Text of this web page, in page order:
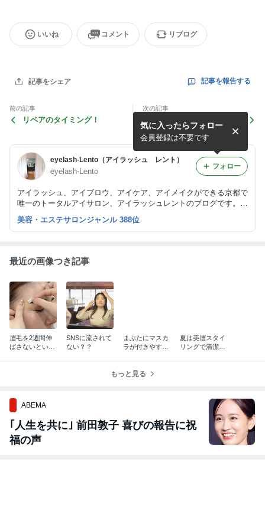
いいね コメント リブログ
記事をシェア 記事を報告する
前の記事
リペアのタイミング！
次の記事
eyelash-Lento（アイラッシュ レント）
eyelash-Lento
アイラッシュ、アイブロウ、アイケア、アイメイクができる京都で
唯一のトータルアイサロン、アイラッシュレントのブログです。
ナチュラルなまつエクを得意とし、大人綺麗を提案しています。
また、まつげエクステスクールも開講しています。
気に入ったらフォロー
会員登録は不要です
フォロー
美容・エステサロンジャンル 388位
最近の画像つき記事
眉毛を2週間伸
ばさないといけ
SNSに流されて
ない？？
まぶたにマスカ
ラが付きやすい
夏は美眉スタイ
リングで清潔感
もっと見る
ABEMA
｢人生を共に｣ 前田敦子 喜びの報告に祝
福の声